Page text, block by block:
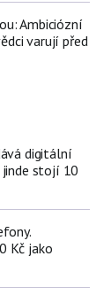
Ambiciózní
varují před
digitální
stojí 10
Kč jako